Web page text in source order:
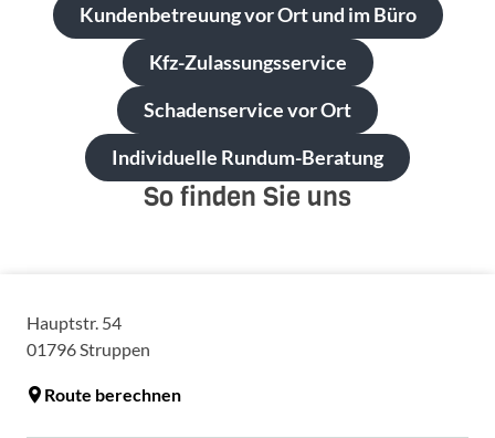
Kundenbetreuung vor Ort und im Büro
Kfz-Zulassungsservice
Schadenservice vor Ort
Individuelle Rundum-Beratung
So finden Sie uns
Hauptstr. 54
01796Struppen
Route berechnen